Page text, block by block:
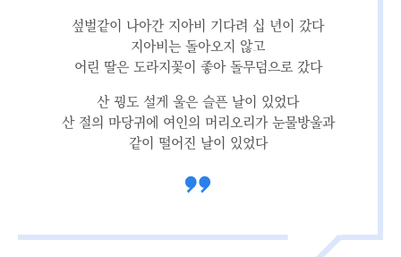
섶벌같이 나아간 지아비 기다려 십 년이 갔다
지아비는 돌아오지 않고
어린 딸은 도라지꽃이 좋아 돌무덤으로 갔다
산 꿩도 설게 울은 슬픈 날이 있었다
산 절의 마당귀에 여인의 머리오리가 눈물방울과
같이 떨어진 날이 있었다